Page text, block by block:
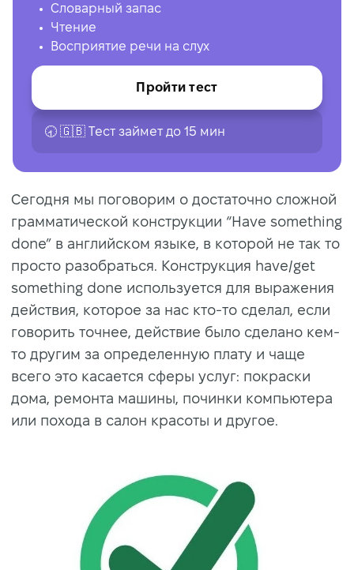
Словарный запас
Чтение
Восприятие речи на слух
Пройти тест
🕣 🇬🇧 Tест займет до 15 мин
Сегодня мы поговорим о достаточно сложной
грамматической конструкции “Have something
done” в английском языке, в которой не так то
просто разобраться. Конструкция have/get
something done используется для выражения
действия, которое за нас кто-то сделал, если
говорить точнее, действие было сделано кем-
то другим за определенную плату и чаще
всего это касается сферы услуг: покраски
дома, ремонта машины, починки компьютера
или похода в салон красоты и другое.